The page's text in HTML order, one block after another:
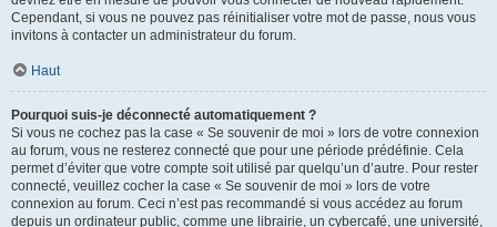
Cependant, si vous ne pouvez pas réinitialiser votre mot de passe, nous vous
invitons à contacter un administrateur du forum.
Haut
Pourquoi suis-je déconnecté automatiquement ?
Si vous ne cochez pas la case « Se souvenir de moi » lors de votre connexion
au forum, vous ne resterez connecté que pour une période prédéfinie. Cela
permet d’éviter que votre compte soit utilisé par quelqu’un d’autre. Pour rester
connecté, veuillez cocher la case « Se souvenir de moi » lors de votre
connexion au forum. Ceci n’est pas recommandé si vous accédez au forum
depuis un ordinateur public, comme une librairie, un cybercafé, une université,